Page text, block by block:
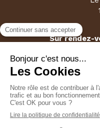
Sur rendez-
Création et référencement
Ce site est parrainé par la